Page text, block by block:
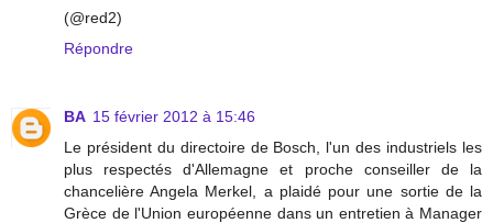
(@red2)
Répondre
BA 15 février 2012 à 15:46
Le président du directoire de Bosch, l'un des industriels les
plus respectés d'Allemagne et proche conseiller de la
chancelière Angela Merkel, a plaidé pour une sortie de la
Grèce de l'Union européenne dans un entretien à Manager